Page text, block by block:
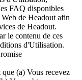
FAQ disponibles
de Headout afin
de Headout.
le contenu de ces
d'Utilisation.
(a) Vous recevez